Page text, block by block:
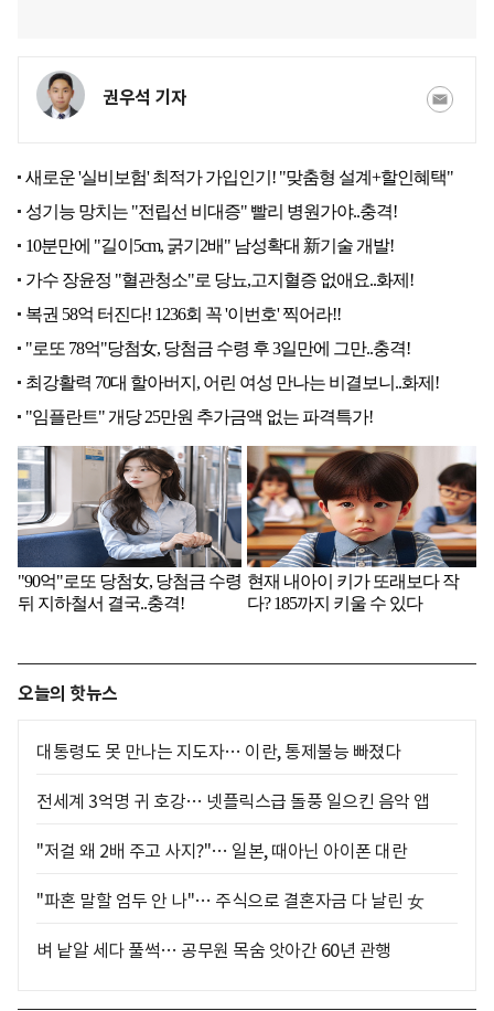
권우석 기자
오늘의 핫뉴스
대통령도 못 만나는 지도자… 이란, 통제불능 빠졌다
전세계 3억명 귀 호강… 넷플릭스급 돌풍 일으킨 음악 앱
"저걸 왜 2배 주고 사지?"… 일본, 때아닌 아이폰 대란
"파혼 말할 엄두 안 나"… 주식으로 결혼자금 다 날린 女
벼 낱알 세다 풀썩… 공무원 목숨 앗아간 60년 관행